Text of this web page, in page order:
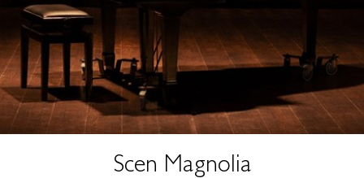
Scen Magnolia